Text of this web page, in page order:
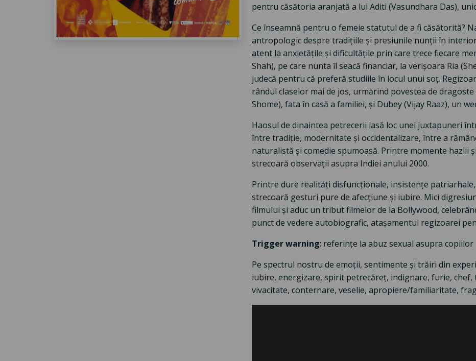
pentru căsătoria aranjată a lui Aditi (Vasundhara Das),
Ce înseamnă pentru o femeie statutul de a fi căsătorită?
antropologic despre tradițiile și presiunile nunții în
atent la anxietățile și dificultățile prin care trece fiecare
Shah), pe care nunta îl seacă financiar, la verișoara Ria
judecă pentru că preferă studiile în locul unui soț.
rândul claselor mai de jos, urmărind povestea de
Shome), fata în casă a familiei, și Dubey (Vijay Raaz), un
Haosul de dinaintea petrecerii lasă loc unei juxtapuneri
între tradiție, modernitate și occidentalizare, între a
naturalistă și comedie spumoasă. Printre momente hazlii
strecoară observații asupra Indiei anului 2000.
Printre dure realități disfuncționale, insistențe
strecoară gesturi pure de afecțiune și iubire. Mici
filmului și aduc un tribut filmelor de la Bollywood,
punct de vedere autobiografic, atașamentul regizoarei
Trigger warning: referințe la abuz sexual asupra copiilor
Pe spectrul nostru de emoții, sentimente și trăiri din
iubire, energizare, spirit petrecăreț, indignare, furie,
vivacitate, conternare, veselie, apropiere/familiaritate,